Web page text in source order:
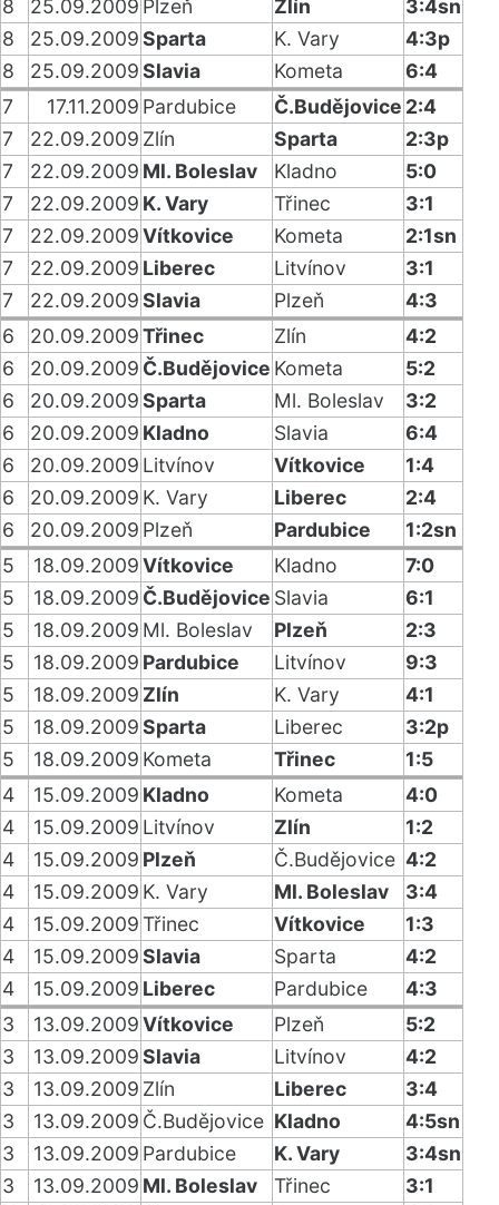
8 25.09.2009 Plzeň Zlín
3:4sn
8
25.09.2009Sparta K. Vary
4:3p
8
25.09.2009Slavia Kometa
6:4
7
17.11.2009 Pardubice Č.Budějovice 2:4
7
22.09.2009 Zlín Sparta
2:3p
7
22.09.2009 Ml. Boleslav Kladno
5:0
7
22.09.2009 K. Vary Třinec
3:1
7
22.09.2009Vítkovice Kometa
2:1sn
7
22.09.2009 Liberec Litvínov
3:1
7
22.09.2009Slavia Plzeň
4:3
6
20.09.2009Třinec Zlín
4:2
6
20.09.2009 Č.Budějovice Kometa
5:2
6
20.09.2009Sparta Ml. Boleslav
3:2
6
20.09.2009 Kladno Slavia
6:4
6
20.09.2009 Litvínov Vítkovice
1:4
6
20.09.2009 K. Vary Liberec
2:4
6
20.09.2009 Plzeň Pardubice
1:2sn
5
18.09.2009Vítkovice Kladno
7:0
5
18.09.2009 Č.Budějovice Slavia
6:1
5
18.09.2009 Ml. Boleslav Plzeň
2:3
5
18.09.2009 Pardubice Litvínov
9:3
5
18.09.2009 Zlín K. Vary
4:1
5
18.09.2009Sparta Liberec
3:2p
5
18.09.2009 Kometa Třinec
1:5
4
15.09.2009 Kladno Kometa
4:0
4
15.09.2009 Litvínov Zlín
1:2
4
15.09.2009 Plzeň Č.Budějovice 4:2
4
15.09.2009 K. Vary Ml. Boleslav
3:4
4
15.09.2009Třinec Vítkovice
1:3
4
15.09.2009Slavia Sparta
4:2
4
15.09.2009 Liberec Pardubice
4:3
3
13.09.2009Vítkovice Plzeň
5:2
3
13.09.2009Slavia Litvínov
4:2
3
13.09.2009 Zlín Liberec
3:4
3
13.09.2009 Č.Budějovice Kladno
4:5sn
3
13.09.2009 Pardubice K. Vary
3:4sn
3
13.09.2009 Ml. Boleslav Třinec
3:1